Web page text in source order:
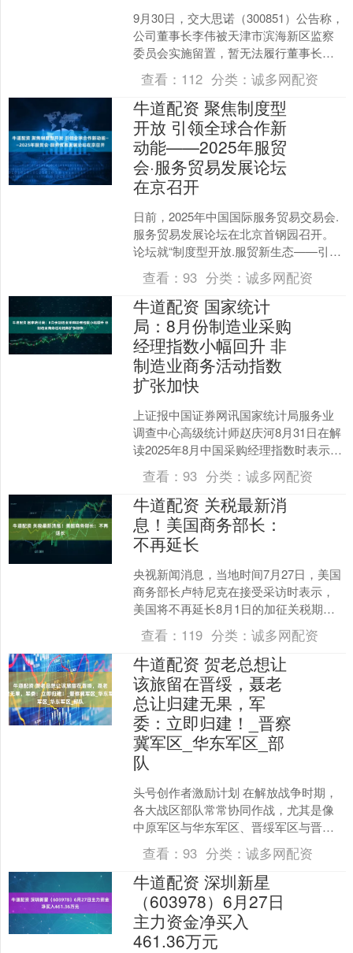
9月30日，交大思诺（300851）公告称，
公司董事长李伟被天津市滨海新区监察
委员会实施留置，暂无法履行董事长职
责。为保证公司正常运作和经营决策的
顺利开展，公司....
查看： 112 分类：诚多网配资
牛道配资 聚焦制度型
开放 引领全球合作新
动能——2025年服贸
会·服务贸易发展论坛
在京召开
日前，2025年中国国际服务贸易交易会.
服务贸易发展论坛在北京首钢园召开。
论坛就“制度型开放.服贸新生态——引领
全球合作新动能”主题进行了为期一天的
研讨。商务部....
查看：93 分类：诚多网配资
牛道配资 国家统计
局：8月份制造业采购
经理指数小幅回升 非
制造业商务活动指数
扩张加快
上证报中国证券网讯国家统计局服务业
调查中心高级统计师赵庆河8月31日在解
读2025年8月中国采购经理指数时表示，
8月份制造业采购经理指数小幅回升，非
制造业商务活....
查看：93 分类：诚多网配资
牛道配资 关税最新消
息！美国商务部长：
不再延长
央视新闻消息，当地时间7月27日，美国
商务部长卢特尼克在接受采访时表示，
美国将不再延长8月1日的加征关税期
限。 卢特尼克表示，美国总统特朗普与
欧盟谈判的目标是让....
查看： 119 分类：诚多网配资
牛道配资 贺老总想让
该旅留在晋绥，聂老
总让归建无果，军
委：立即归建！_晋察
冀军区_华东军区_部
队
头号创作者激励计划 在解放战争时期，
各大战区部队常常协同作战，尤其是像
中原军区与华东军区、晋绥军区与晋察
冀军区等，合作较为频繁。抗战胜利
后，晋绥军区和晋察冀军区....
查看：93 分类：诚多网配资
牛道配资 深圳新星
（603978）6月27日
主力资金净买入
461.36万元